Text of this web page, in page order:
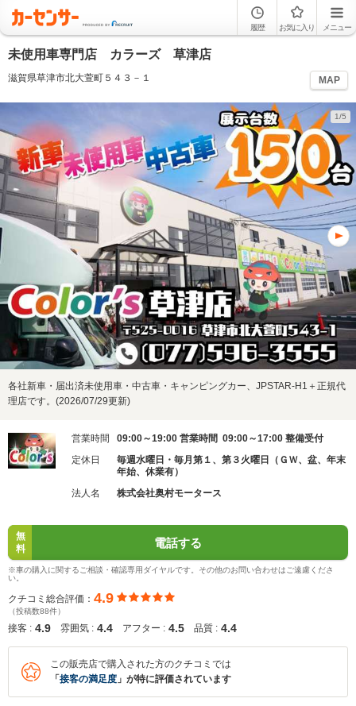
履歴 お気に入り メニュー
未使用車専門店 カラーズ 草津店
滋賀県草津市北大萱町５４３－１ MAP
1/5
各社新車・届出済未使用車・中古車・キャンピングカー、JPSTAR-H1＋正規代
理店です。(2026/07/29更新)
営業時間
09:00～19:00 営業時間 09:00～17:00 整備受付
定休日
毎週水曜日・毎月第１、第３火曜日（ＧＷ、盆、年末
年始、休業有）
法人名
株式会社奥村モータース
無
料
電話する
※車の購入に関するご相談・確認専用ダイヤルです。その他のお問い合わせはご遠慮くださ
い。
クチコミ総合評価： 4.9
（投稿数88件）
接客 : 4.9 雰囲気 : 4.4 アフター : 4.5 品質 : 4.4
この販売店で購入された方のクチコミでは
「 接客の満足度 」が特に評価されています